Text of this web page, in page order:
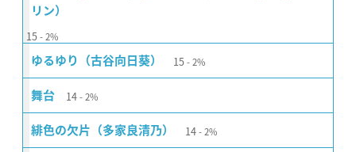
リン）
15 2%
ゆるゆり（古谷向日葵） 15 2%
舞台 14 2%
緋色の欠片（多家良清乃） 14 2%